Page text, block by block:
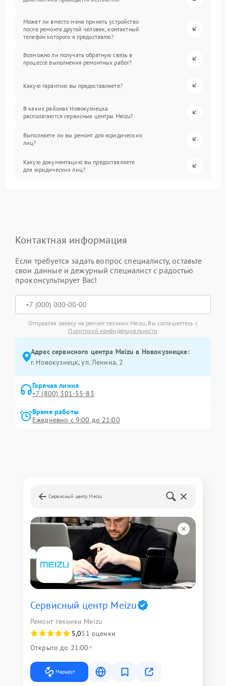
Может ли вместо меня принять устройство
после ремонта другой человек, контактный
телефон которого я предоставлю?
Возможно ли получать обратную связь в
процессе выполнения ремонтных работ?
Какую гарантию вы предоставляете?
В каких районах Новокузнецка
располагаются сервисные центры Meizu?
Выполняете ли вы ремонт для юридических
лиц?
Какую документацию вы предоставляете
для юридических лиц?
Контактная информация
Если требуется задать вопрос специалисту, оставьте
свои данные и дежурный специалист с радостью
проконсультирует Вас!
Отправляя заявку на ремонт техники Meizu, Вы соглашаетесь с
Политикой конфиденциальности
Адрес сервисного центра Meizu в Новокузнецке:
г. Новокузнецк, ул. Ленина, 2
Горячая линия
+7 (800) 301-55-83
Время работы
Ежедневно с 9:00 до 21:00
Сервисный центр Meizu
Сервисный центр Meizu
Ремонт техники Meizu
5,051 оценки
Открыто до 21:00
Маршрут